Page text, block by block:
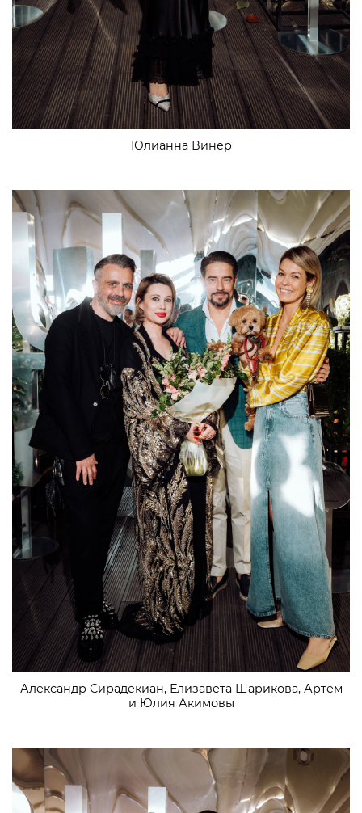
Юлианна Винер
Александр Сирадекиан, Елизавета Шарикова, Артем
и Юлия Акимовы